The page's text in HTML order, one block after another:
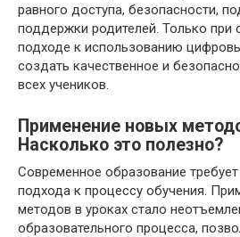
равного доступа, безопасности,
поддержки родителей. Только при
подходе к использованию
создать качественное и
всех учеников.
Применение новых
Насколько это полезно?
Современное образование
подхода к процессу обучения.
методов в уроках стало
образовательного процесса,